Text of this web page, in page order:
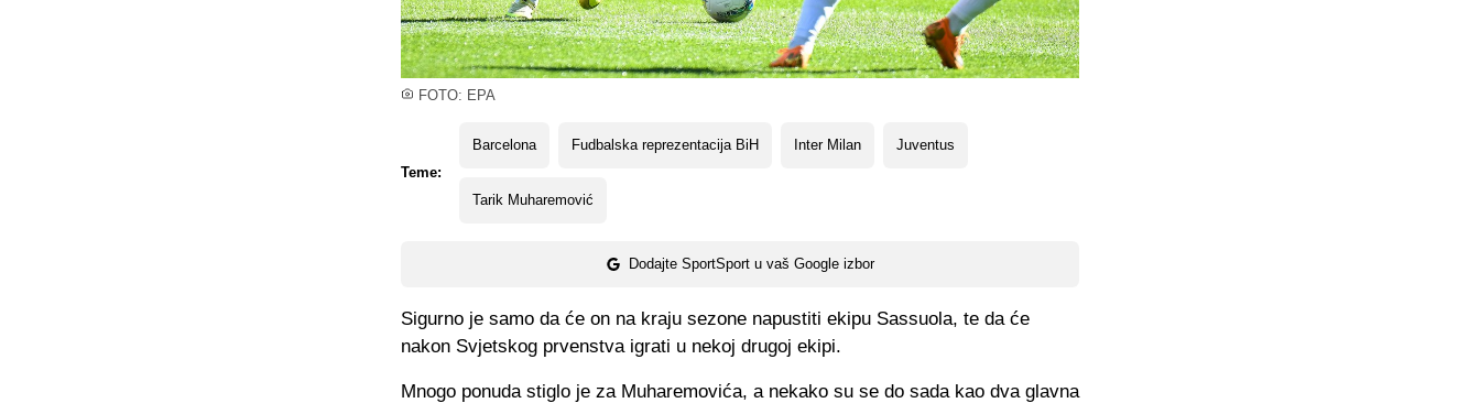
FOTO: EPA
Teme:
Barcelona Fudbalska reprezentacija BiH Inter Milan Juventus
Tarik Muharemović
Dodajte SportSport u vaš Google izbor
Sigurno je samo da će on na kraju sezone napustiti ekipu Sassuola, te da će
nakon Svjetskog prvenstva igrati u nekoj drugoj ekipi.
Mnogo ponuda stiglo je za Muharemovića, a nekako su se do sada kao dva glavna